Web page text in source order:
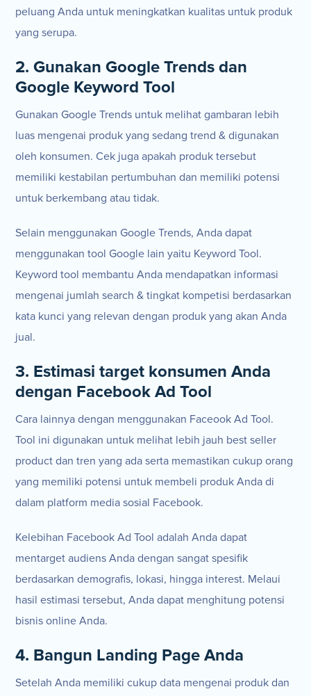
peluang Anda untuk meningkatkan kualitas untuk produk
yang serupa.
2. Gunakan Google Trends dan
Google Keyword Tool
Gunakan Google Trends untuk melihat gambaran lebih
luas mengenai produk yang sedang trend & digunakan
oleh konsumen. Cek juga apakah produk tersebut
memiliki kestabilan pertumbuhan dan memiliki potensi
untuk berkembang atau tidak.
Selain menggunakan Google Trends, Anda dapat
menggunakan tool Google lain yaitu Keyword Tool.
Keyword tool membantu Anda mendapatkan informasi
mengenai jumlah search & tingkat kompetisi berdasarkan
kata kunci yang relevan dengan produk yang akan Anda
jual.
3. Estimasi target konsumen Anda
dengan Facebook Ad Tool
Cara lainnya dengan menggunakan Faceook Ad Tool.
Tool ini digunakan untuk melihat lebih jauh best seller
product dan tren yang ada serta memastikan cukup orang
yang memiliki potensi untuk membeli produk Anda di
dalam platform media sosial Facebook.
Kelebihan Facebook Ad Tool adalah Anda dapat
mentarget audiens Anda dengan sangat spesifik
berdasarkan demografis, lokasi, hingga interest. Melaui
hasil estimasi tersebut, Anda dapat menghitung potensi
bisnis online Anda.
4. Bangun Landing Page Anda
Setelah Anda memiliki cukup data mengenai produk dan